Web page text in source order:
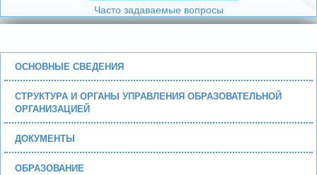
Часто задаваемые вопросы
ОСНОВНЫЕ СВЕДЕНИЯ
СТРУКТУРА И ОРГАНЫ УПРАВЛЕНИЯ ОБРАЗОВАТЕЛЬНОЙ
ОРГАНИЗАЦИЕЙ
ДОКУМЕНТЫ
ОБРАЗОВАНИЕ